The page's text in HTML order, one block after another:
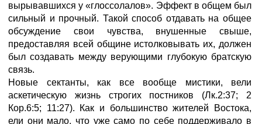
вырывавшихся у «глоссолалов». Эффект в общем был
сильный и прочный. Такой способ отдавать на общее
обсуждение свои чувства, внушенные свыше,
предоставляя всей общине истолковывать их, должен
был создавать между верующими глубокую братскую
связь.
Новые сектанты, как все вообще мистики, вели
аскетическую жизнь строгих постников (Лк.2:37; 2
Кор.6:5; 11:27). Как и большинство жителей Востока,
ели они мало, что уже само по себе поддерживало в